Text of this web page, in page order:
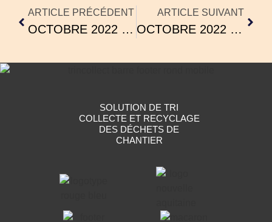
ARTICLE PRÉCÉDENT
OCTOBRE 2022 : T’N’C FÊTE SES 3 ANS
ARTICLE SUIVANT
OCTOBRE 2022 : T’N’C CERTIFIÉ HAPPY AT WORK
SOLUTION DE TRI
COLLECTE ET RECYCLAGE
DES DÉCHETS DE
CHANTIER